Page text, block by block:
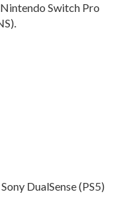
Switch Pro
DualSense (PS5)